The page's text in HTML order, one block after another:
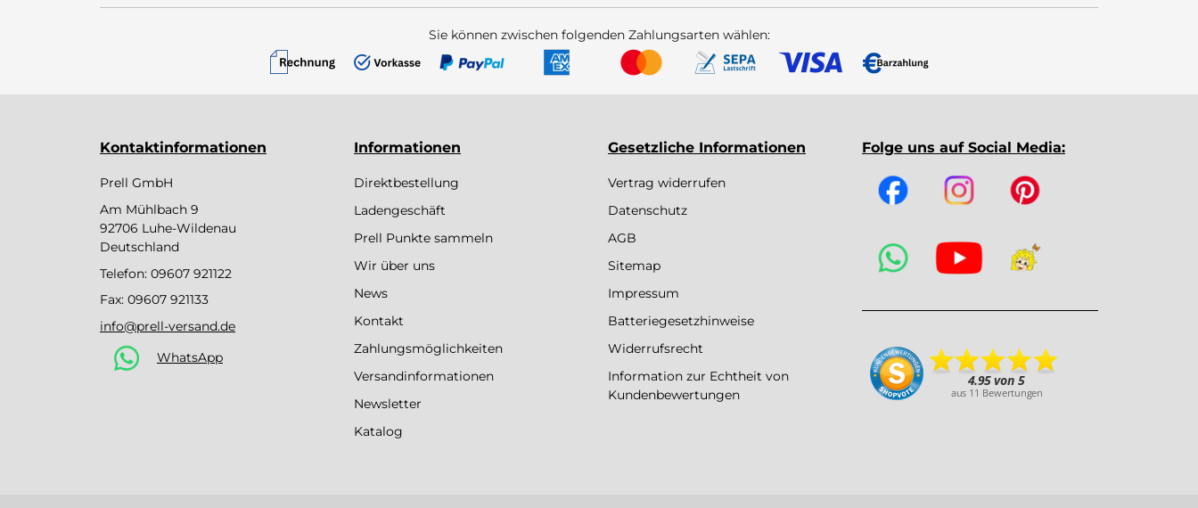
Sie können zwischen folgenden Zahlungsarten wählen:
Kontaktinformationen
Prell GmbH
Am Mühlbach 9
92706 Luhe-Wildenau
Deutschland
Telefon: 09607 921122
Fax: 09607 921133
info@prell-versand.de
WhatsApp
Informationen
Direktbestellung
Ladengeschäft
Prell Punkte sammeln
Wir über uns
News
Kontakt
Zahlungsmöglichkeiten
Versandinformationen
Newsletter
Katalog
Gesetzliche Informationen
Vertrag widerrufen
Datenschutz
AGB
Sitemap
Impressum
Batteriegesetzhinweise
Widerrufsrecht
Information zur Echtheit von
Kundenbewertungen
Folge uns auf Social Media: